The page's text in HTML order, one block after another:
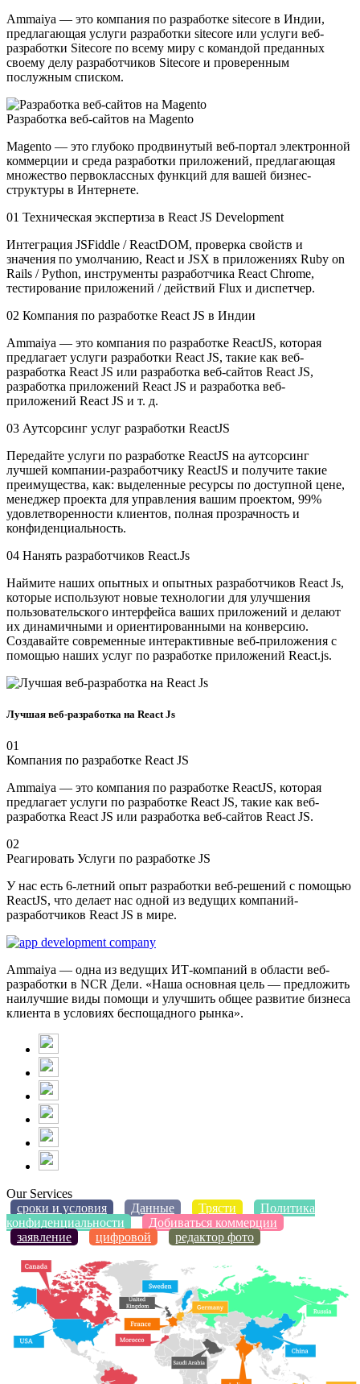
Ammaiya — это компания по разработке sitecore в Индии,
предлагающая услуги разработки sitecore или услуги веб-
разработки Sitecore по всему миру с командой преданных
своему делу разработчиков Sitecore и проверенным
послужным списком.
Разработка веб-сайтов на Magento
Magento — это глубоко продвинутый веб-портал электронной
коммерции и среда разработки приложений, предлагающая
множество первоклассных функций для вашей бизнес-
структуры в Интернете.
01 Техническая экспертиза в React JS Development
Интеграция JSFiddle / ReactDOM, проверка свойств и
значения по умолчанию, React и JSX в приложениях Ruby on
Rails / Python, инструменты разработчика React Chrome,
тестирование приложений / действий Flux и диспетчер.
02 Компания по разработке React JS в Индии
Ammaiya — это компания по разработке ReactJS, которая
предлагает услуги разработки React JS, такие как веб-
разработка React JS или разработка веб-сайтов React JS,
разработка приложений React JS и разработка веб-
приложений React JS и т. д.
03 Аутсорсинг услуг разработки ReactJS
Передайте услуги по разработке ReactJS на аутсорсинг
лучшей компании-разработчику ReactJS и получите такие
преимущества, как: выделенные ресурсы по доступной цене,
менеджер проекта для управления вашим проектом, 99%
удовлетворенности клиентов, полная прозрачность и
конфиденциальность.
04 Нанять разработчиков React.Js
Наймите наших опытных и опытных разработчиков React Js,
которые используют новые технологии для улучшения
пользовательского интерфейса ваших приложений и делают
их динамичными и ориентированными на конверсию.
Создавайте современные интерактивные веб-приложения с
помощью наших услуг по разработке приложений React.js.
Лучшая веб-разработка на React Js
01
Компания по разработке React JS
Ammaiya — это компания по разработке ReactJS, которая
предлагает услуги по разработке React JS, такие как веб-
разработка React JS или разработка веб-сайтов React JS.
02
Реагировать Услуги по разработке JS
У нас есть 6-летний опыт разработки веб-решений с помощью
ReactJS, что делает нас одной из ведущих компаний-
разработчиков React JS в мире.
Ammaiya — одна из ведущих ИТ-компаний в области веб-
разработки в NCR Дели. «Наша основная цель — предложить
наилучшие виды помощи и улучшить общее развитие бизнеса
клиента в условиях беспощадного рынка».
Our Services
сроки и условия
Данные Трясти
Политика
конфиденциальности
Добиваться коммерции
заявление
цифровой редактор фото